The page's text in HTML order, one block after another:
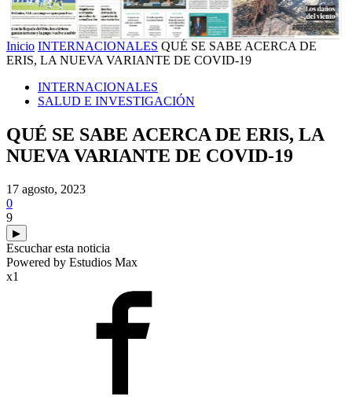
Inicio INTERNACIONALES QUÉ SE SABE ACERCA DE
ERIS, LA NUEVA VARIANTE DE COVID-19
INTERNACIONALES
SALUD E INVESTIGACIÓN
QUÉ SE SABE ACERCA DE ERIS, LA
NUEVA VARIANTE DE COVID-19
17 agosto, 2023
0
9
▶
Escuchar esta noticia
Powered by Estudios Max
x1